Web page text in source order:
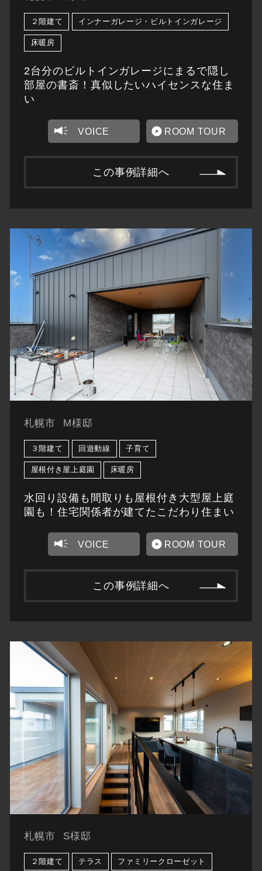
２階建て インナーガレージ・ビルトインガレージ
床暖房
2台分のビルトインガレージにまるで隠し
部屋の書斎！真似したいハイセンスな住ま
い
VOICE ROOM TOUR
この事例詳細へ
札幌市 M様邸
３階建て 回遊動線 子育て
屋根付き屋上庭園 床暖房
水回り設備も間取りも屋根付き大型屋上庭
園も！住宅関係者が建てたこだわり住まい
VOICE ROOM TOUR
この事例詳細へ
札幌市 S様邸
２階建て テラス ファミリークローゼット